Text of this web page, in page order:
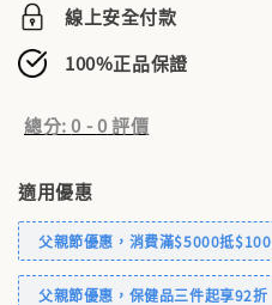
線上安全付款
100%正品保證
總分:0 -0評價
適用優惠
父親節優惠，消費滿$5000抵$100
父親節優惠，保健品三件起享92折